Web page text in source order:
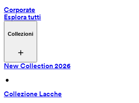
Corporate
Esplora tutti
Collezioni
New Collection 2026
•
Collezione Lacche